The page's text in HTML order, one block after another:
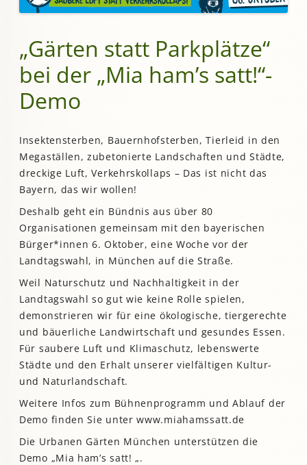
„Gärten statt Parkplätze“
bei der „Mia ham’s satt!“-
Demo
Insektensterben, Bauernhofsterben, Tierleid in den
Megaställen, zubetonierte Landschaften und Städte,
dreckige Luft, Verkehrskollaps – Das ist nicht das
Bayern, das wir wollen!
Deshalb geht ein Bündnis aus über 80
Organisationen gemeinsam mit den bayerischen
Bürger*innen 6. Oktober, eine Woche vor der
Landtagswahl, in München auf die Straße.
Weil Naturschutz und Nachhaltigkeit in der
Landtagswahl so gut wie keine Rolle spielen,
demonstrieren wir für eine ökologische, tiergerechte
und bäuerliche Landwirtschaft und gesundes Essen.
Für saubere Luft und Klimaschutz, lebenswerte
Städte und den Erhalt unserer vielfältigen Kultur-
und Naturlandschaft.
Weitere Infos zum Bühnenprogramm und Ablauf der
Demo finden Sie unter www.miahamssatt.de
Die Urbanen Gärten München unterstützen die
Demo „Mia ham’s satt! „.